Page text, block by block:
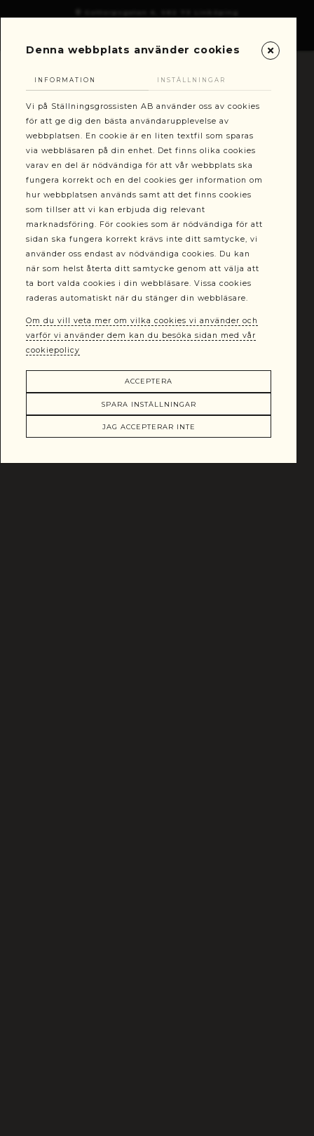
VÄLJ MODELL RING: +46(0)13-101030
Denna webbplats använder cookies
INFORMATION INSTÄLLNINGAR
Vi på Ställningsgrossisten AB använder oss av cookies
för att ge dig den bästa användarupplevelse av
webbplatsen. En cookie är en liten textfil som sparas
via webbläsaren på din enhet. Det finns olika cookies
varav en del är nödvändiga för att vår webbplats ska
fungera korrekt och en del cookies ger information om
hur webbplatsen används samt att det finns cookies
som tillser att vi kan erbjuda dig relevant
marknadsföring. För cookies som är nödvändiga för att
sidan ska fungera korrekt krävs inte ditt samtycke, vi
använder oss endast av nödvändiga cookies. Du kan
när som helst återta ditt samtycke genom att välja att
ta bort valda cookies i din webbläsare. Vissa cookies
raderas automatiskt när du stänger din webbläsare.
Om du vill veta mer om vilka cookies vi använder och
varför vi använder dem kan du besöka sidan med vår
cookiepolicy
JAG ACCEPTERAR INTE
SPARA INSTÄLLNINGAR
ACCEPTERA